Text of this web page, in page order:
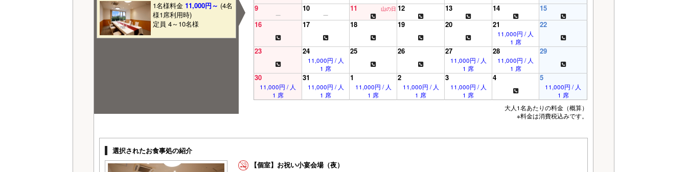
1名様料金11,000円～ (4名
様1席利用時)
定員 4～10名様
9
10 11 山の日 12 13 14
15
16
17 18 19 20 21
11,000円 / 人
1 席
22
23 24
11,000円 / 人
1 席
25 26 27
11,000円 / 人
1 席
28
11,000円 / 人
1 席
29
30
11,000円 / 人
1 席
31
11,000円 / 人
1 席
1
11,000円 / 人
1 席
2
11,000円 / 人
1 席
3
11,000円 / 人
1 席
4 5
11,000円 / 人
1 席
大人1名あたりの料金（概算）
※料金は消費税込みです。
選択されたお食事処の紹介
【個室】お祝い小宴会場（夜）